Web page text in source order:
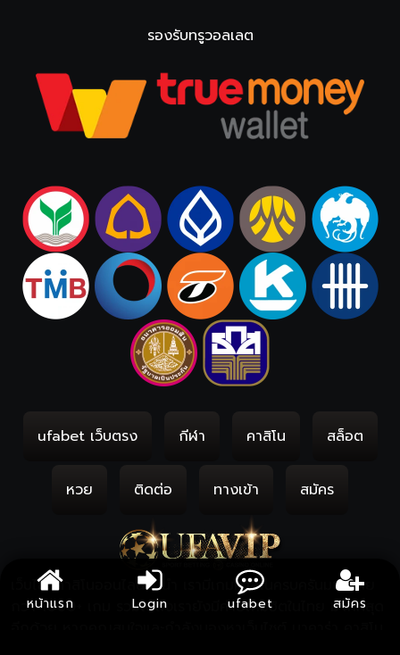
รองรับทรูวอลเลต
ufabet เว็บตรง กีฬา คาสิโน สล็อต
หวย ติดต่อ ทางเข้า สมัคร
เว็บไซต์คาสิโนออนไลน์ชั้นนำ เรามีเกมคาสิโนครบครันมากมาย
กว่า 1000+ เกม รวมไปถึงเรายังมีค่ายเกมฮิตในไทย มากที่สุด
หน้าแรก Login ufabet สมัคร